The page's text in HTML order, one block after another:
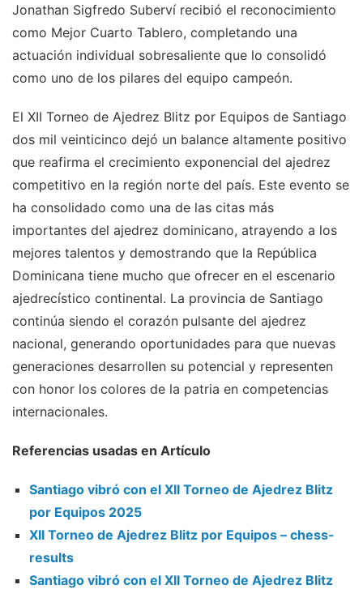
Jonathan Sigfredo Suberví recibió el reconocimiento
como Mejor Cuarto Tablero, completando una
actuación individual sobresaliente que lo consolidó
como uno de los pilares del equipo campeón.
El XII Torneo de Ajedrez Blitz por Equipos de Santiago
dos mil veinticinco dejó un balance altamente positivo
que reafirma el crecimiento exponencial del ajedrez
competitivo en la región norte del país. Este evento se
ha consolidado como una de las citas más
importantes del ajedrez dominicano, atrayendo a los
mejores talentos y demostrando que la República
Dominicana tiene mucho que ofrecer en el escenario
ajedrecístico continental. La provincia de Santiago
continúa siendo el corazón pulsante del ajedrez
nacional, generando oportunidades para que nuevas
generaciones desarrollen su potencial y representen
con honor los colores de la patria en competencias
internacionales.
Referencias usadas en Artículo
Santiago vibró con el XII Torneo de Ajedrez Blitz
por Equipos 2025
XII Torneo de Ajedrez Blitz por Equipos – chess-
results
Santiago vibró con el XII Torneo de Ajedrez Blitz